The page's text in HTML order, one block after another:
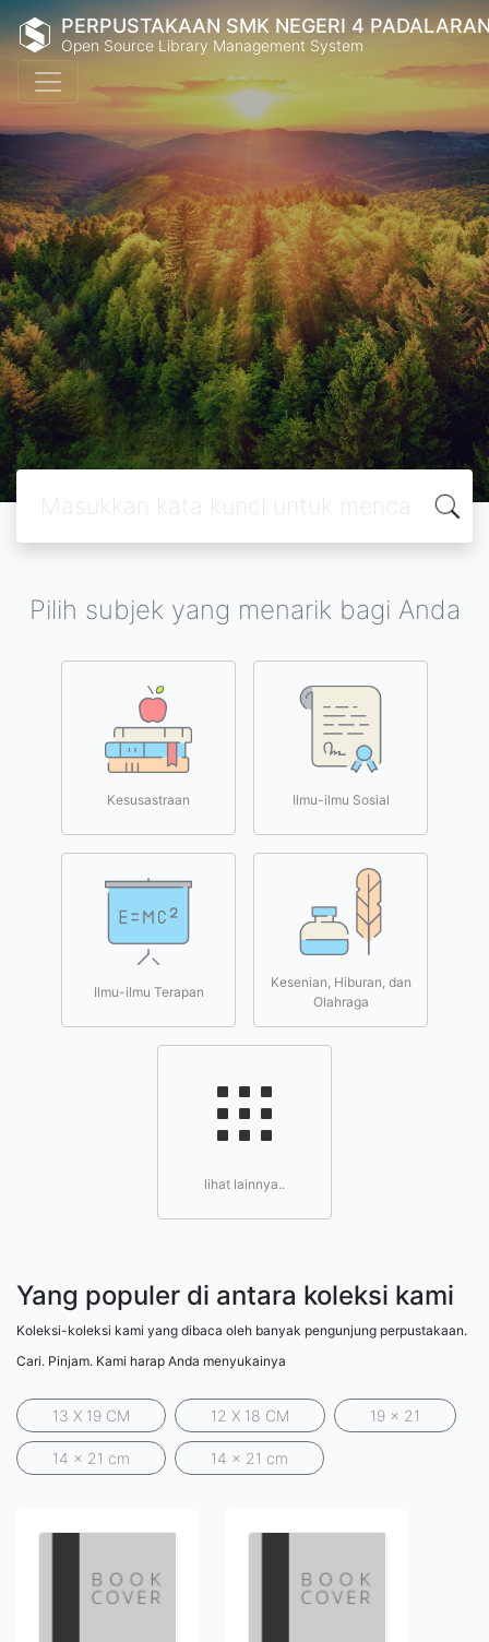
PERPUSTAKAAN SMK NEGERI 4
Open Source Library Management System
Pilih subjek yang menarik bagi Anda
Kesusastraan Ilmu-ilmu Sosial
Ilmu-ilmu Terapan
Kesenian, Hiburan, dan
Olahraga
lihat lainnya..
Yang populer di antara koleksi kami
Koleksi-koleksi kami yang dibaca oleh banyak pengunjung perpustakaan.
Cari. Pinjam. Kami harap Anda menyukainya
13 X 19 CM 12 X 18 CM 19 x 21
14 x 21 cm 14 x 21 cm